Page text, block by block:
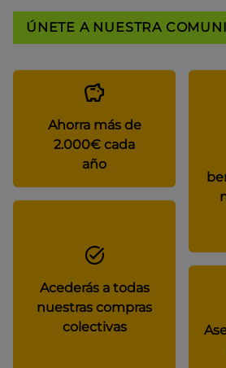
ÚNETE A NUESTRA
Ahorra más de
2.000€ cada
año
Acederás a todas
nuestras compras
colectivas